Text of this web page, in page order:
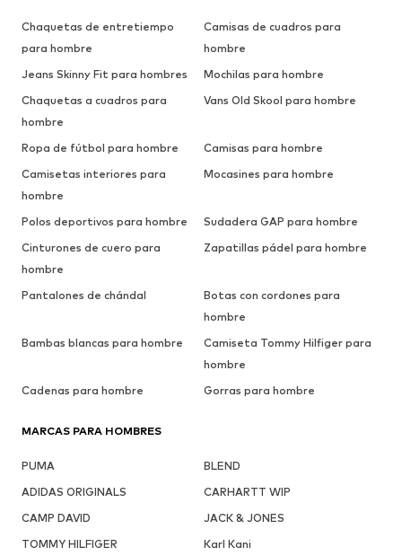
Chaquetas de entretiempo
para hombre
Camisas de cuadros para
hombre
Jeans Skinny Fit para hombres
Mochilas para hombre
Chaquetas a cuadros para
hombre
Vans Old Skool para hombre
Ropa de fútbol para hombre
Camisas para hombre
Camisetas interiores para
hombre
Mocasines para hombre
Polos deportivos para hombre
Sudadera GAP para hombre
Cinturones de cuero para
hombre
Zapatillas pádel para hombre
Pantalones de chándal
Botas con cordones para
hombre
Bambas blancas para hombre
Camiseta Tommy Hilfiger para
hombre
Cadenas para hombre
Gorras para hombre
MARCAS PARA HOMBRES
PUMA
BLEND
ADIDAS ORIGINALS
CARHARTT WIP
CAMP DAVID
JACK & JONES
TOMMY HILFIGER
Karl Kani